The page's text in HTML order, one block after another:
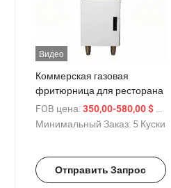
Видео
Коммерская газовая
фритюрница для ресторана
FOB цена: 350,00-580,00 $ / шт.
Минимальный Заказ: 5 Куски
Отправить Запрос